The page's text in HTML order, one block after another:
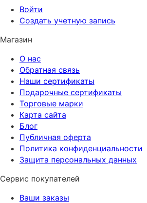
Войти
Создать учетную запись
Магазин
О нас
Обратная связь
Наши сертификаты
Подарочные сертификаты
Торговые марки
Карта сайта
Блог
Публичная оферта
Политика конфиденциальности
Защита персональных данных
Сервис покупателей
Ваши заказы